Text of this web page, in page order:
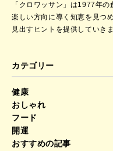
「クロワッサン」は1977年
楽しい方向に導く知恵を見つ
見出すヒントを提供していきま
カテゴリー
健康
おしゃれ
フード
開運
おすすめの記事